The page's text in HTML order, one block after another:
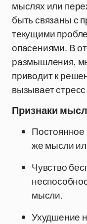
мыслях или
быть связаны с
текущими
опасениями. В
размышления,
приводит к
вызывает стресс
Признаки
Постоянное
же мысли
Чувство
мысли.
Ухудшение